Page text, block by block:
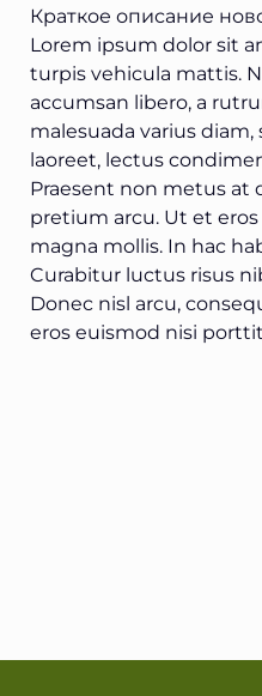
Краткое описание
Lorem ipsum dolor sit
turpis vehicula mattis.
accumsan libero, a
malesuada varius
laoreet, lectus
Praesent non metus at
pretium arcu. Ut et
magna mollis. In hac
Curabitur luctus risus
Donec nisl arcu,
eros euismod nisi